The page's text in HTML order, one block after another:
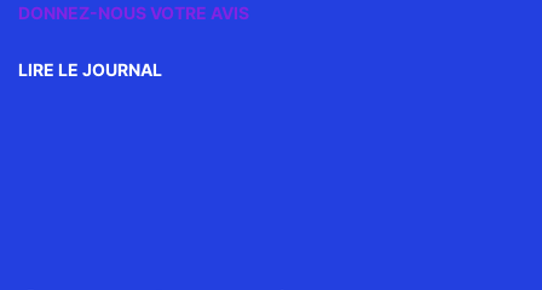
DONNEZ-NOUS VOTRE AVIS
LIRE LE JOURNAL